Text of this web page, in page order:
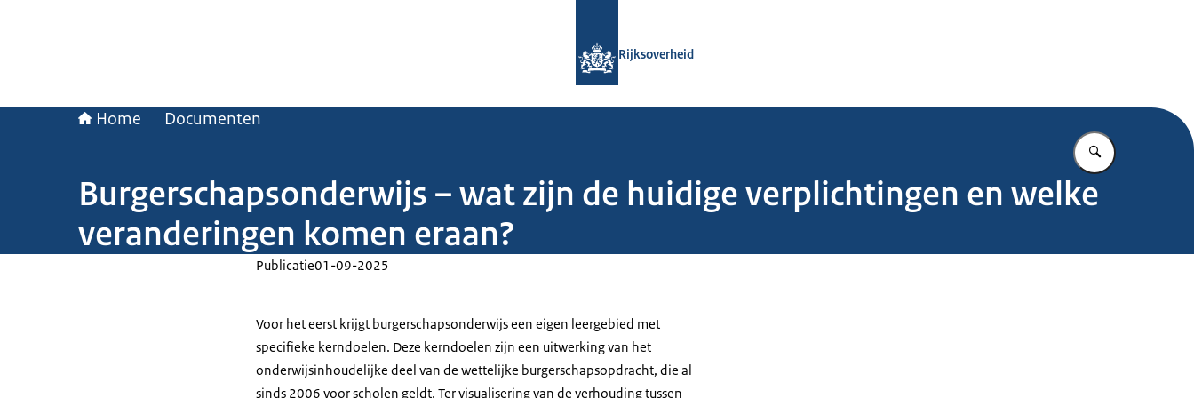
Rijksoverheid
Home Documenten
Vul in wat u
Burgerschapsonderwijs – wat zijn de huidige verplichtingen en welke
veranderingen komen eraan?
Publicatie01-09-2025
Voor het eerst krijgt burgerschapsonderwijs een eigen leergebied met
specifieke kerndoelen. Deze kerndoelen zijn een uitwerking van het
onderwijsinhoudelijke deel van de wettelijke burgerschapsopdracht, die al
sinds 2006 voor scholen geldt. Ter visualisering van de verhouding tussen